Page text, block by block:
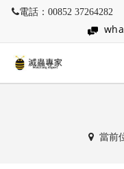
電話：00852 37264282
當前